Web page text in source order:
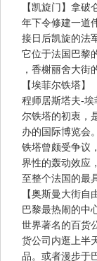
【凯旋门】拿
年下令修建一道
接日后凯旋的法
它位于法国巴黎
，香榭丽舍大街
【埃菲尔铁塔
程师居斯塔夫-
尔铁塔的初衷，
办的国际博览会
铁塔曾颇受争议
界性的轰动效应
至整个法国的最
【奥斯曼大街自
巴黎最热闹的中
世界著名的百货
货公司内逛上半
品。或者漫步于